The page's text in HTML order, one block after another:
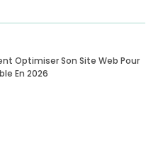
Optimiser Son Site Web Pour
En 2026